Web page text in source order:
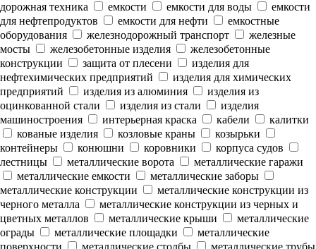
дорожная техника
емкости емкости для воды
емкости
для нефтепродуктов
емкости для нефти
емкостные
оборудования
железнодорожный транспорт
железные
мосты
железобетонные изделия
железобетонные
конструкции
защита от плесени
изделия для
нефтехимических предприятий
изделия для химических
предприятий
изделия из алюминия
изделия из
оцинкованной стали
изделия из стали
изделия
машиностроения
интерьерная краска кабели
калитки
кованые изделия
козловые краны
козырьки
контейнеры
конюшни коровники
корпуса судов
лестницы
металлические ворота
металлические гаражи
металлические емкости
металлические заборы
металлические конструкции
металлические конструкции из
черного металла
металлические конструкции из черных и
цветных металлов
металлические крыши
металлические
ограды
металлические площадки
металлические
поверхности
металлические столбы металлические трубы